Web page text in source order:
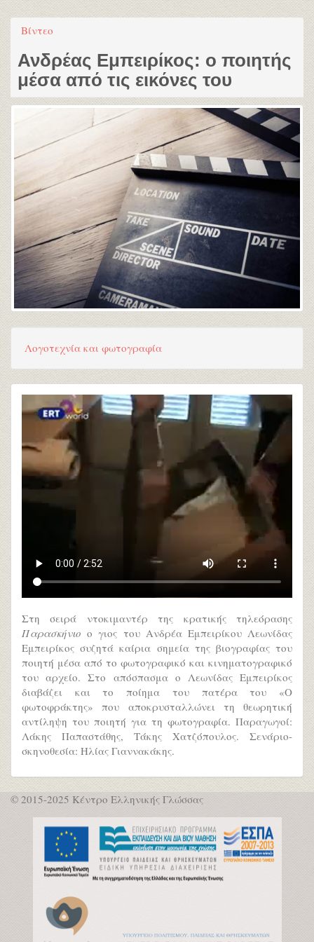
Βίντεο
Ανδρέας Εμπειρίκος: ο ποιητής
μέσα από τις εικόνες του
Λογοτεχνία και φωτογραφία
Στη σειρά ντοκιμαντέρ της κρατικής τηλεόρασης
Παρασκήνιο ο γιος του Ανδρέα Εμπειρίκου Λεωνίδας
Εμπειρίκος συζητά καίρια σημεία της βιογραφίας του
ποιητή μέσα από το φωτογραφικό και κινηματογραφικό
του αρχείο. Στο απόσπασμα ο Λεωνίδας Εμπειρίκος
διαβάζει και το ποίημα του πατέρα του «Ο
φωτοφράκτης» που αποκρυσταλλώνει τη θεωρητική
αντίληψη του ποιητή για τη φωτογραφία. Παραγωγοί:
Λάκης Παπαστάθης, Τάκης Χατζόπουλος. Σενάριο-
σκηνοθεσία: Ηλίας Γιαννακάκης.
© 2015-2025 Κέντρο Ελληνικής Γλώσσας